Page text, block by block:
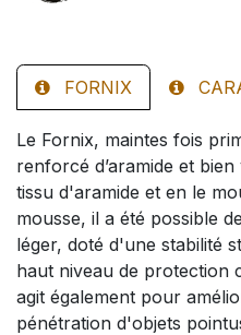
FORNIX
Le Fornix, maintes fois
renforcé d’aramide et
tissu d'aramide et en le
mousse, il a été possible
léger, doté d'une stabilité
haut niveau de protection
agit également pour
pénétration d'objets